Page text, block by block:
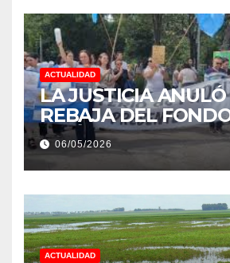
ACTUALIDAD
LA JUSTICIA
REBAJA DEL
ESTÍMULO A
PRODUCCIÓN DE LA
PROVINCIA DEL
06/05/2026
ACTUALIDAD